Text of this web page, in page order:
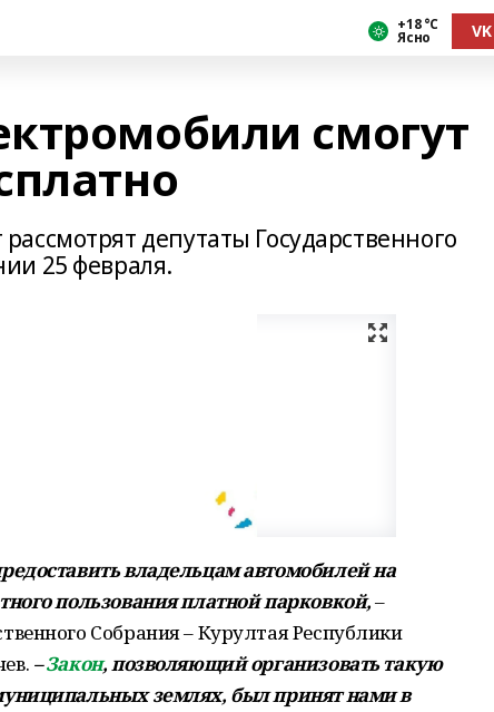
+18 °С
Ясно VK
смогут
депутаты Государственного
25 февраля.
владельцам автомобилей на
пользования платной парковкой,–
Собрания – Курултая Республики
–Закон, позволяющий организовать такую
землях, был принят нами в